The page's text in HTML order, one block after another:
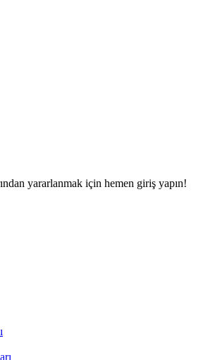
yararlanmak için hemen giriş yapın!